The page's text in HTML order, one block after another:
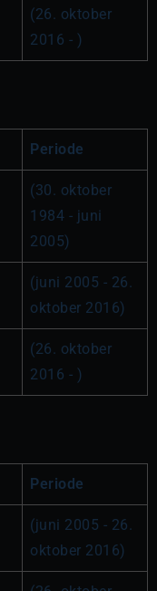
(26. oktober
2016 - )
Periode
(30. oktober
1984 - juni
2005)
(juni 2005 - 26.
oktober 2016)
(26. oktober
2016 - )
Periode
(juni 2005 - 26.
oktober 2016)